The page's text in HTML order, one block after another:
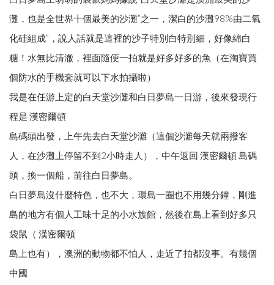
灘，也是全世界十個最美的沙灘”之一，潔白的沙灘98%由二氧
化硅組成”，說人話就是這裡的沙子特別白特別細，好像綿白
糖！水無比清澈，裡面隨便一拍就是好多好多的魚（在淘寶買
個防水的手機套就可以下水拍攝啦）
我是在任游上定的白天堂沙灘和白日夢島一日游，後來發現行
程是 漢密爾頓
島碼頭出發，上午先去白天堂沙灘（這個沙灘每天就兩撥客
人，在沙灘上停留不到2小時走人），中午返回 漢密爾頓 島碼
頭，換一個船，前往白日夢島。
白日夢島沒什麼特色，也不大，環島一圈也不用幾分鐘，剛進
島的地方有個人工味十足的小水族館，然後在島上看到好多只
袋鼠（ 漢密爾頓
島上也有），澳洲的動物都不怕人，走近了拍都沒事。有幾個
中國